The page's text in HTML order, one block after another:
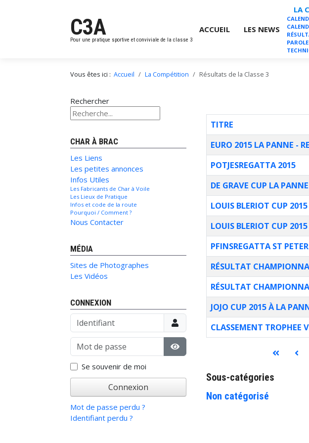
C3A
Pour une pratique sportive et conviviale de la classe 3
ACCUEIL LES NEWS
LA
Vous êtes ici : Accueil La Compétition Résultats de la Classe 3
Rechercher
CHAR À BRAC
Les Liens
Les petites annonces
Infos Utiles
Les Fabricants de Char à Voile
Les Lieux de Pratique
Infos et code de la route
Pourquoi / Comment ?
Nous Contacter
MÉDIA
Sites de Photographes
Les Vidéos
CONNEXION
Identifiant
Mot de passe
Afficher le mot de passe
Se souvenir de moi
Connexion
Mot de passe perdu ?
Identifiant perdu ?
TITRE
EURO 2015 LA PANNE -
POTJESREGATTA 2015
DE GRAVE CUP LA
LOUIS BLERIOT CUP
LOUIS BLERIOT CUP
PFINSREGATTA ST
RÉSULTAT
RÉSULTAT
JOJO CUP 2015 À LA
CLASSEMENT TROPHEE
Sous-catégories
Non catégorisé